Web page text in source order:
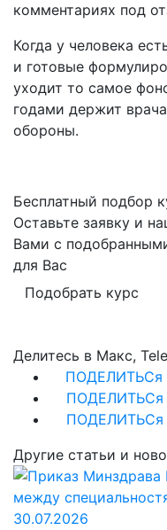
комментариях под
Когда у человека
и готовые
уходит то самое
годами держит
обороны.
Бесплатный подбор
Оставьте заявку и
Вами с
для Вас
Подобрать курс
Делитесь в Макс,
ПОДЕЛИТЬСя
ПОДЕЛИТЬСя
ПОДЕЛИТЬСя
Другие статьи и
30.07.2026